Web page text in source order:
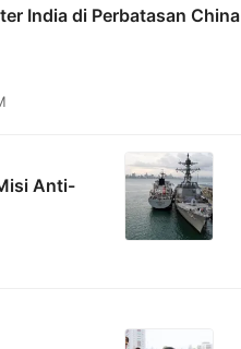
India di Perbatasan China
Anti-